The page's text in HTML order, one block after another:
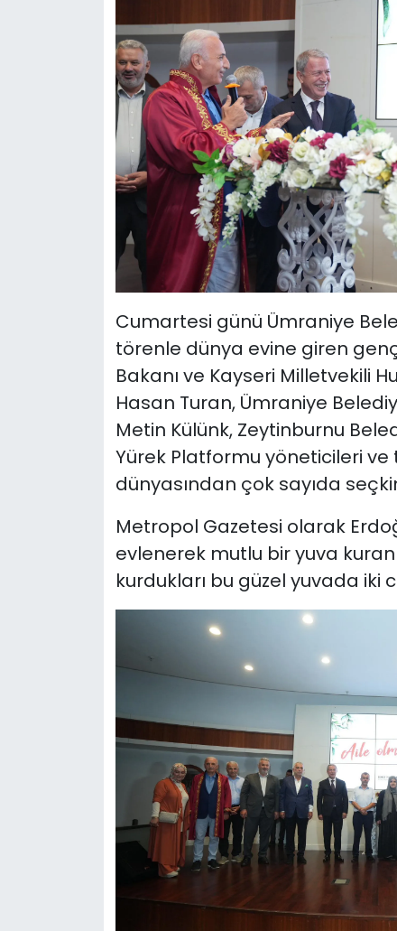
Cumartesi günü Ümraniye
törenle dünya evine giren
Bakanı ve Kayseri Milletvekili
Hasan Turan, Ümraniye
Metin Külünk, Zeytinburnu
Yürek Platformu yöneticileri
dünyasından çok sayıda
Metropol Gazetesi olarak
evlenerek mutlu bir yuva
kurdukları bu güzel yuvada iki